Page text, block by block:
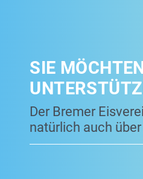
SIE
Der Bremer
natürlich auch